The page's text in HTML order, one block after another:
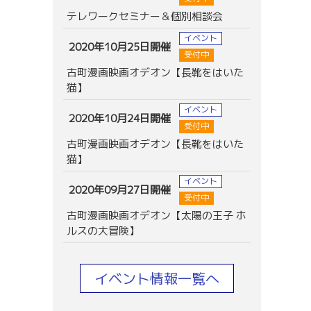
テレワークセミナー＆個別相談会
2020年10月25日開催
イベント
受付中
古町漫画映画オデオン【長靴をはいた
猫】
2020年10月24日開催
イベント
受付中
古町漫画映画オデオン【長靴をはいた
猫】
2020年09月27日開催
イベント
受付中
古町漫画映画オデオン【太陽の王子 ホ
ルスの大冒険】
イベント情報一覧へ